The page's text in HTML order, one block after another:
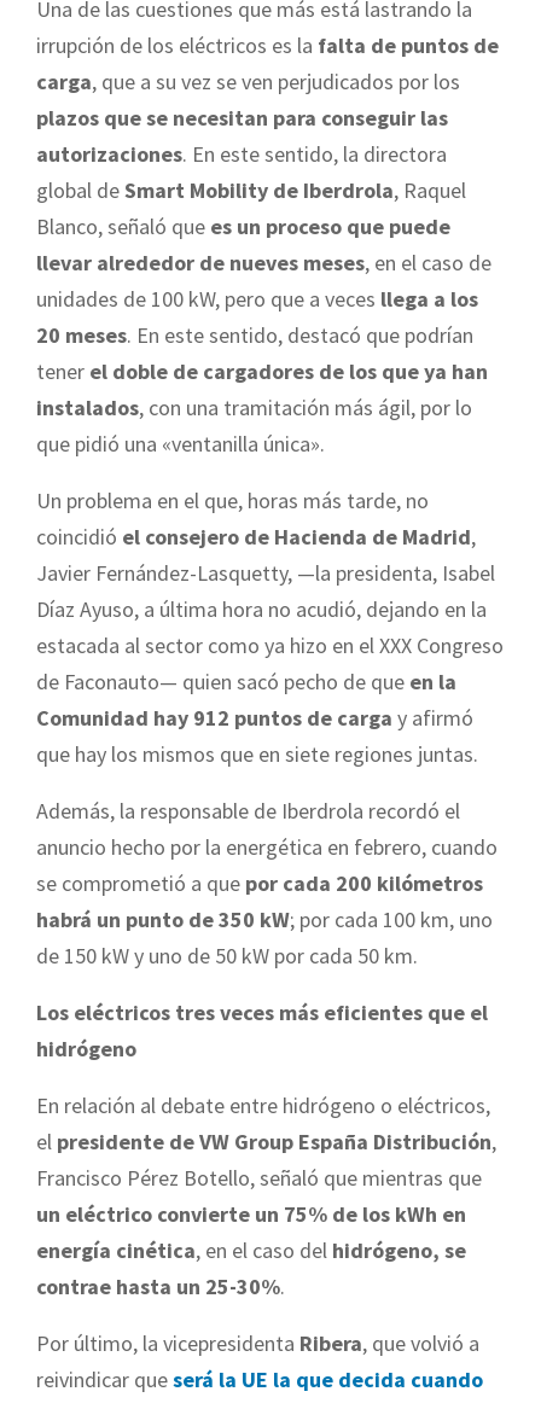
Una de las cuestiones que más está lastrando la
irrupción de los eléctricos es la falta de puntos de
carga, que a su vez se ven perjudicados por los
plazos que se necesitan para conseguir las
autorizaciones. En este sentido, la directora
global deSmart Mobility de Iberdrola, Raquel
Blanco, señaló que es un proceso que puede
llevar alrededor de nueves meses, en el caso de
unidades de 100 kW, pero que a veces llega a los
20 meses. En este sentido, destacó que podrían
tener el doble de cargadores de los que ya han
instalados, con una tramitación más ágil, por lo
que pidió una «ventanilla única».
Un problema en el que, horas más tarde, no
coincidió el consejero de Hacienda de Madrid,
Javier Fernández-Lasquetty, —la presidenta, Isabel
Díaz Ayuso, a última hora no acudió, dejando en la
estacada al sector como ya hizo en el XXX Congreso
de Faconauto— quien sacó pecho de que en la
Comunidad hay 912 puntos de carga y afirmó
que hay los mismos que en siete regiones juntas.
Además, la responsable de Iberdrola recordó el
anuncio hecho por la energética en febrero, cuando
se comprometió a que por cada 200 kilómetros
habrá un punto de 350 kW; por cada 100 km, uno
de 150 kW y uno de 50 kW por cada 50 km.
Los eléctricos tres veces más eficientes que el
hidrógeno
En relación al debate entre hidrógeno o eléctricos,
el presidente de VW Group España Distribución,
Francisco Pérez Botello, señaló que mientras que
un eléctrico convierte un 75% de los kWh en
energía cinética, en el caso del hidrógeno, se
contrae hasta un 25-30%.
Por último, la vicepresidenta Ribera, que volvió a
reivindicar queserá la UE la que decida cuando